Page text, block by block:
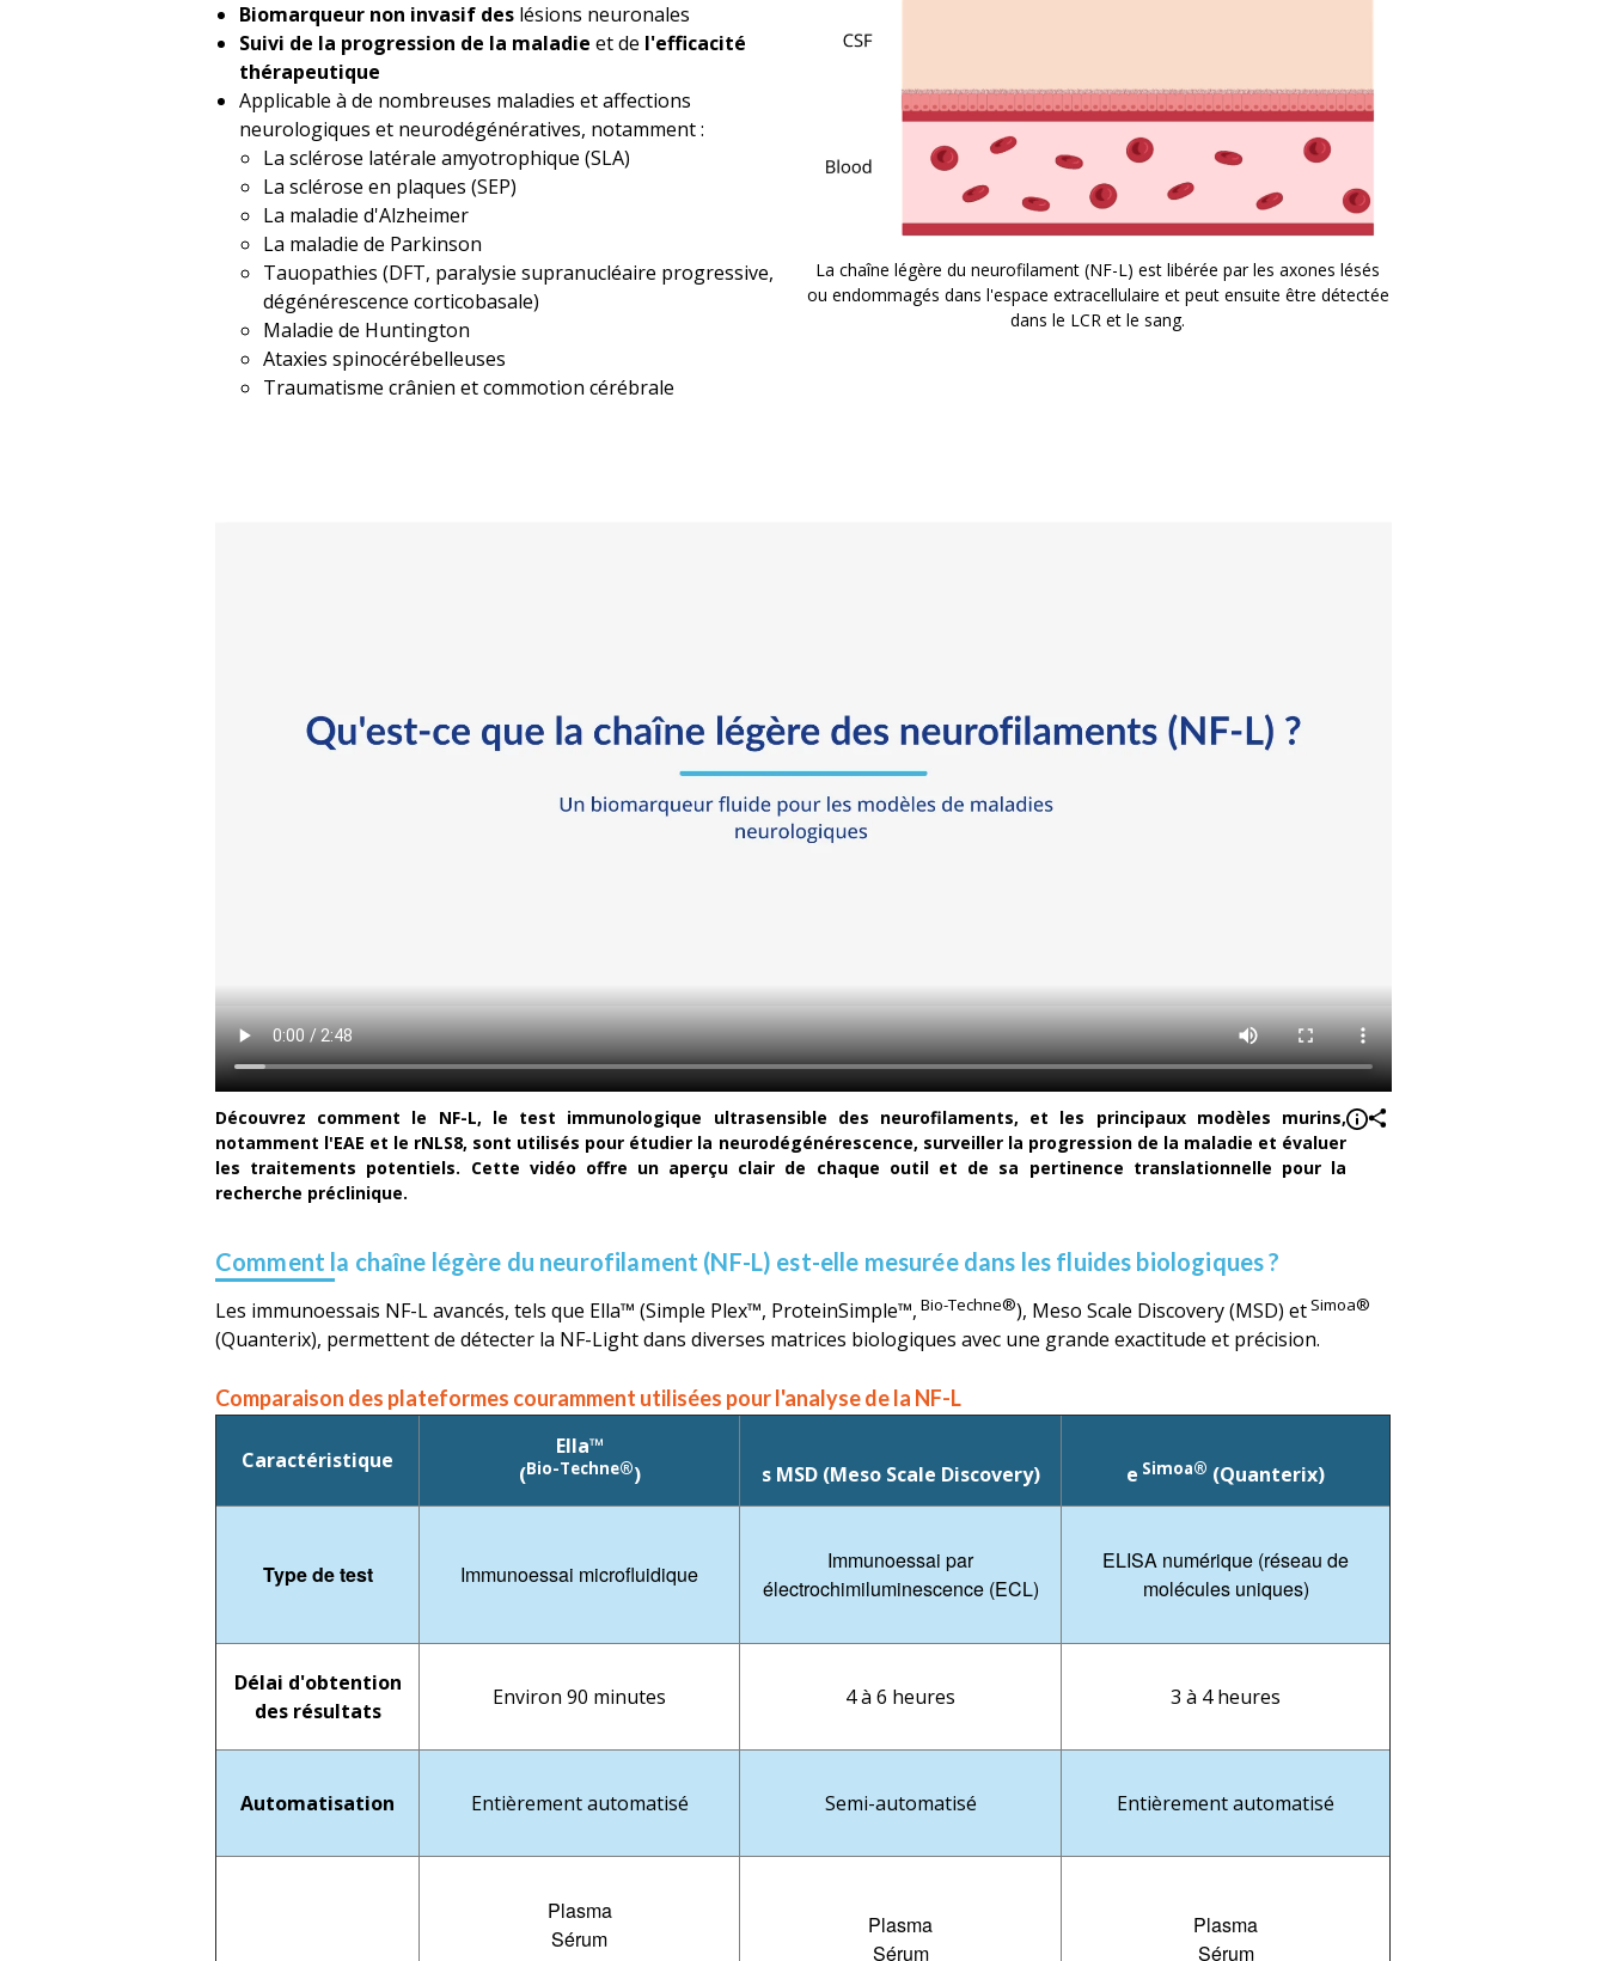
La chaîne légère du neurofilament (NF-L) est libérée par les axones lésés
ou endommagés dans l'espace extracellulaire et peut ensuite être détectée
dans le LCR et le sang.
Biomarqueur non invasif des lésions neuronales
Suivi de la progression de la maladie et de l'efficacité
thérapeutique
Applicable à de nombreuses maladies et affections
neurologiques et neurodégénératives, notamment :
La sclérose latérale amyotrophique (SLA)
La sclérose en plaques (SEP)
La maladie d'Alzheimer
La maladie de Parkinson
Tauopathies (DFT, paralysie supranucléaire progressive,
dégénérescence corticobasale)
Maladie de Huntington
Ataxies spinocérébelleuses
Traumatisme crânien et commotion cérébrale
Découvrez comment le NF-L, le test immunologique ultrasensible des neurofilaments, et les principaux modèles murins,
notamment l'EAE et le rNLS8, sont utilisés pour étudier la neurodégénérescence, surveiller la progression de la maladie et évaluer
les traitements potentiels. Cette vidéo offre un aperçu clair de chaque outil et de sa pertinence translationnelle pour la
recherche préclinique.
Comment la chaîne légère du neurofilament (NF-L) est-elle mesurée dans les fluides biologiques ?
Les immunoessais NF-L avancés, tels que Ella™ (Simple Plex™, ProteinSimple™, Bio-Techne®), Meso Scale Discovery (MSD) etSimoa®
(Quanterix), permettent de détecter la NF-Light dans diverses matrices biologiques avec une grande exactitude et précision.
Comparaison des plateformes couramment utilisées pour l'analyse de la NF-L
Caractéristique
Ella™
(Bio-Techne®) s MSD (Meso Scale Discovery) e Simoa® (Quanterix)
Type de test Immunoessai microfluidique
Immunoessai par
électrochimiluminescence (ECL)
ELISA numérique (réseau de
molécules uniques)
Délai d'obtention
des résultats
Environ 90 minutes 4 à 6 heures 3 à 4 heures
Automatisation Entièrement automatisé Semi-automatisé Entièrement automatisé
Plasma
Sérum
Plasma
Sérum
Plasma
Sérum